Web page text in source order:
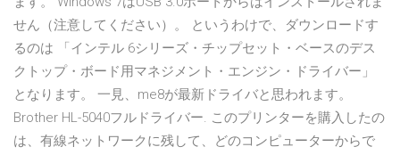
せん（注意してください）。 というわけで、ダウンロードす
るのは 「インテル 6シリーズ・チップセット・ベースのデス
クトップ・ボード用マネジメント・エンジン・ドライバー」
となります。 一見、me8が最新ドライバと思われます。
Brother HL-5040フルドライバー. このプリンターを購入したの
は、有線ネットワークに残して、どのコンピューターからで